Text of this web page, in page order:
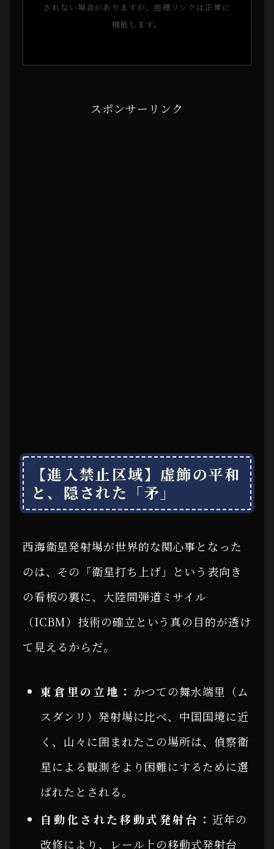
されない場合がありますが、座標リンクは正常に
機能します。
スポンサーリンク
【進入禁止区域】虚飾の平和
と、隠された「矛」
西海衛星発射場が世界的な関心事となった
のは、その「衛星打ち上げ」という表向き
の看板の裏に、大陸間弾道ミサイル
（ICBM）技術の確立という真の目的が透け
て見えるからだ。
東倉里の立地： かつての舞水端里（ム
スダンリ）発射場に比べ、中国国境に近
く、山々に囲まれたこの場所は、偵察衛
星による観測をより困難にするために選
ばれたとされる。
自動化された移動式発射台： 近年の
改修により、レール上の移動式発射台